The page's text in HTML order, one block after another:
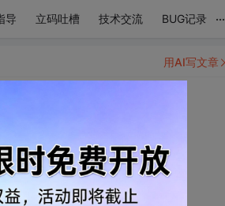
导 立码吐槽 技术交流 BUG记录 ...
。——by囿圉团囝
用AI写文章